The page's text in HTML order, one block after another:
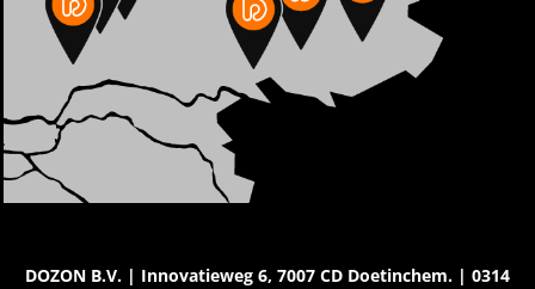
DOZON B.V. | Innovatieweg 6, 7007 CD Doetinchem. | 0314